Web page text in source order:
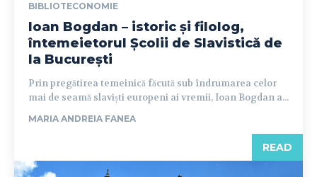
BIBLIOTECONOMIE
Ioan Bogdan – istoric și filolog,
întemeietorul Școlii de Slavistică de
la București
Prin pregătirea temeinică făcută sub îndrumarea celor
mai de seamă slaviști europeni ai vremii, Ioan Bogdan a...
MARIA ANDREIA FANEA
READ